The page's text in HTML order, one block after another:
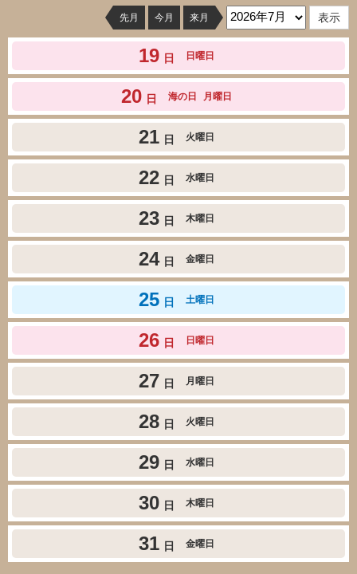
先月 今月 来月
19 日 日曜日
20 日 海の日 月曜日
21 日 火曜日
22 日 水曜日
23 日 木曜日
24 日 金曜日
25 日 土曜日
26 日 日曜日
27 日 月曜日
28 日 火曜日
29 日 水曜日
30 日 木曜日
31 日 金曜日